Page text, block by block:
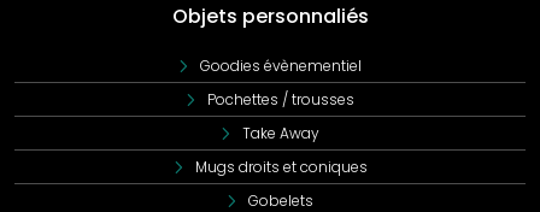
Objets personnaliés
Goodies évènementiel
Pochettes / trousses
Take Away
Mugs droits et coniques
Gobelets